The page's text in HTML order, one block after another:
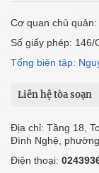
Cơ quan chủ
Số giấy phép: 146/
Tổng biên tập:
Liên hệ tòa soạn
Địa chỉ: Tầng 18,
Đình Nghệ, phường
Điện thoại: